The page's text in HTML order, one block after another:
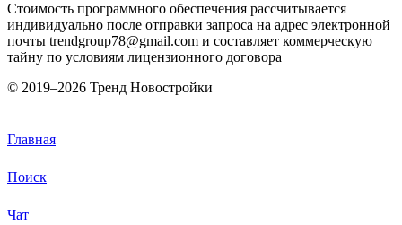
Стоимость программного обеспечения рассчитывается
индивидуально после отправки запроса на адрес электронной
почты trendgroup78@gmail.com и составляет коммерческую
тайну по условиям лицензионного договора
© 2019–2026 Тренд Новостройки
Главная
Поиск
Чат